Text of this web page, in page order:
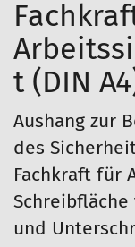
t (DIN
Aushang zur
des
Fachkraft für
und